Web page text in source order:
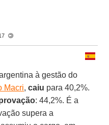
à gestão do
Macri,caiu para 40,2%.
: 44,2%. É a
supera a